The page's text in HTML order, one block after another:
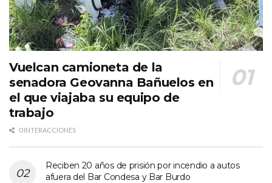
Vuelcan camioneta de la
senadora Geovanna Bañuelos en
el que viajaba su equipo de
trabajo
0 INTERACCIONES
Reciben 20 años de prisión por incendio a autos
afuera del Bar Condesa y Bar Burdo